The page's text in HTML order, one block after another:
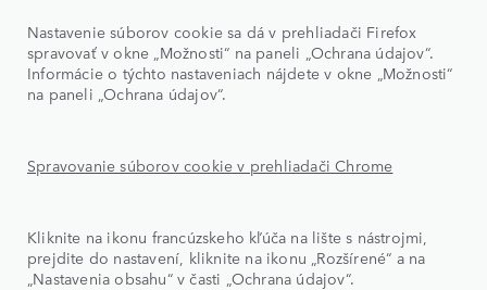
Nastavenie súborov cookie sa dá v prehliadači Firefox
spravovať v okne „Možnosti“ na paneli „Ochrana údajov“.
Informácie o týchto nastaveniach nájdete v okne „Možnosti“
na paneli „Ochrana údajov“.
Spravovanie súborov cookie v prehliadači Chrome
Kliknite na ikonu francúzskeho kľúča na lište s nástrojmi,
prejdite do nastavení, kliknite na ikonu „Rozšírené“ a na
„Nastavenia obsahu“ v časti „Ochrana údajov“.